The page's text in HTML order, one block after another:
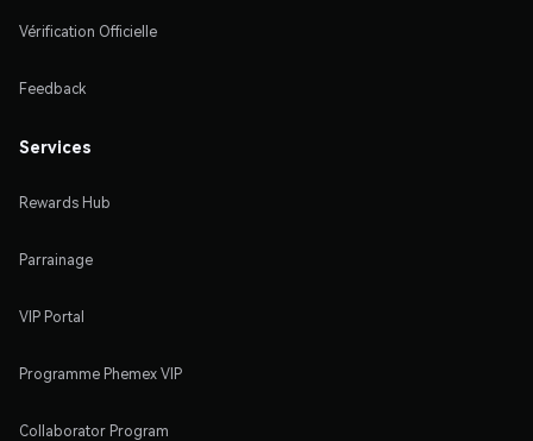
Vérification Officielle
Feedback
Services
Rewards Hub
Parrainage
VIP Portal
Programme Phemex VIP
Collaborator Program